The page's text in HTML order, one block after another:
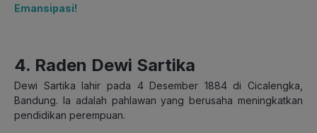
Emansipasi!
4. Raden Dewi Sartika
Dewi Sartika lahir pada 4 Desember 1884 di Cicalengka,
Bandung. Ia adalah pahlawan yang berusaha meningkatkan
pendidikan perempuan.